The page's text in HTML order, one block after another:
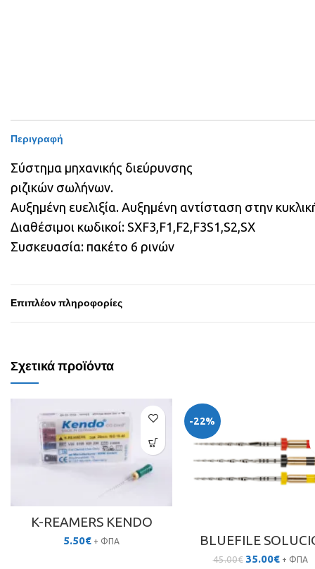
Περιγραφή
Σύστημα μηχανικής διεύρυνσης
ριζικών σωλήνων.
Αυξημένη ευελιξία. Αυξημένη αντίσταση στην
Διαθέσιμοι κωδικοί: SXF3,F1,F2,F3S1,S2,SX
Συσκευασία: πακέτο 6 ρινών
Επιπλέον πληροφορίες
Σχετικά προϊόντα
K-REAMERS KENDO
5.50€ + ΦΠΑ
-22%
BLUEFILE
45.00€ Original
35.00€Η+ ΦΠΑ